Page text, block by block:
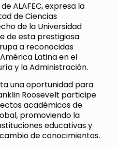
ALAFEC, expresa la
de Ciencias
de la Universidad
de esta prestigiosa
a reconocidas
Latina en el
y la Administración.
una oportunidad para
Roosevelt participe
académicos de
promoviendo la
educativas y
de conocimientos.